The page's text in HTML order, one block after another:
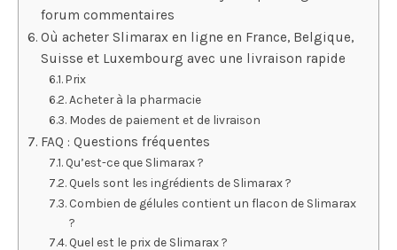
forum commentaires
Où acheter Slimarax en ligne en France, Belgique,
Suisse et Luxembourg avec une livraison rapide
Prix
Acheter à la pharmacie
Modes de paiement et de livraison
FAQ : Questions fréquentes
Qu’est-ce que Slimarax ?
Quels sont les ingrédients de Slimarax ?
Combien de gélules contient un flacon de Slimarax
?
Quel est le prix de Slimarax ?